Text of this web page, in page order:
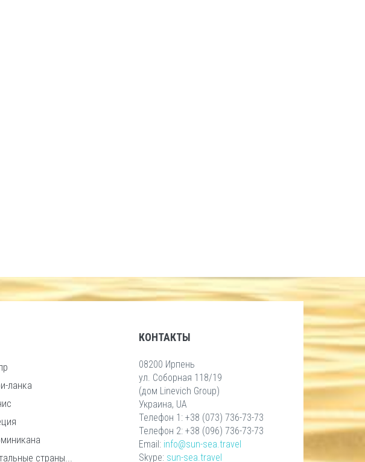
ланка
страны...
КОНТАКТЫ
08200 Ирпень
ул. Соборная 118/19
(дом Linevich Group)
Украина, UA
Телефон 1: +38 (073) 736-73-73
Телефон 2: +38 (096) 736-73-73
Email: info@sun-sea.travel
Skype: sun-sea.travel